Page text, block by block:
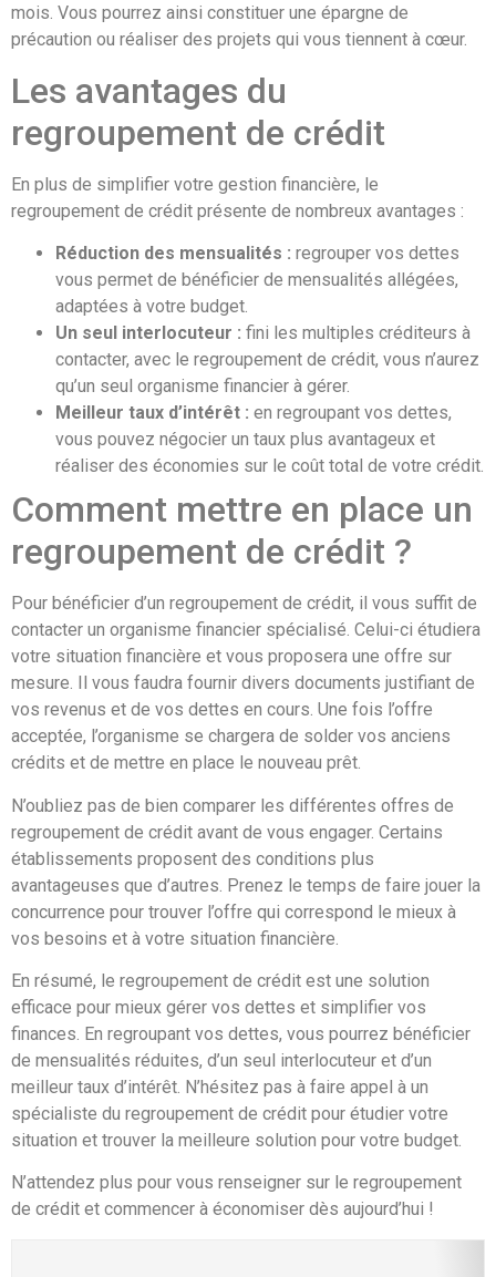
mois. Vous pourrez ainsi constituer une épargne de
précaution ou réaliser des projets qui vous tiennent à cœur.
Les avantages du
regroupement de crédit
En plus de simplifier votre gestion financière, le
regroupement de crédit présente de nombreux avantages :
Réduction des mensualités : regrouper vos dettes
vous permet de bénéficier de mensualités allégées,
adaptées à votre budget.
Un seul interlocuteur : fini les multiples créditeurs à
contacter, avec le regroupement de crédit, vous n’aurez
qu’un seul organisme financier à gérer.
Meilleur taux d’intérêt : en regroupant vos dettes,
vous pouvez négocier un taux plus avantageux et
réaliser des économies sur le coût total de votre crédit.
Comment mettre en place un
regroupement de crédit ?
Pour bénéficier d’un regroupement de crédit, il vous suffit de
contacter un organisme financier spécialisé. Celui-ci étudiera
votre situation financière et vous proposera une offre sur
mesure. Il vous faudra fournir divers documents justifiant de
vos revenus et de vos dettes en cours. Une fois l’offre
acceptée, l’organisme se chargera de solder vos anciens
crédits et de mettre en place le nouveau prêt.
N’oubliez pas de bien comparer les différentes offres de
regroupement de crédit avant de vous engager. Certains
établissements proposent des conditions plus
avantageuses que d’autres. Prenez le temps de faire jouer la
concurrence pour trouver l’offre qui correspond le mieux à
vos besoins et à votre situation financière.
En résumé, le regroupement de crédit est une solution
efficace pour mieux gérer vos dettes et simplifier vos
finances. En regroupant vos dettes, vous pourrez bénéficier
de mensualités réduites, d’un seul interlocuteur et d’un
meilleur taux d’intérêt. N’hésitez pas à faire appel à un
spécialiste du regroupement de crédit pour étudier votre
situation et trouver la meilleure solution pour votre budget.
N’attendez plus pour vous renseigner sur le regroupement
de crédit et commencer à économiser dès aujourd’hui !